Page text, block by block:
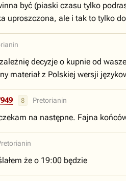
być (piaski czasu tylko
uproszczona, ale i tak to tylko
decyzje o kupnie od
materiał z Polskiej wersji
8 Pretorianin
na następne. Fajna
że o 19:00 będzie